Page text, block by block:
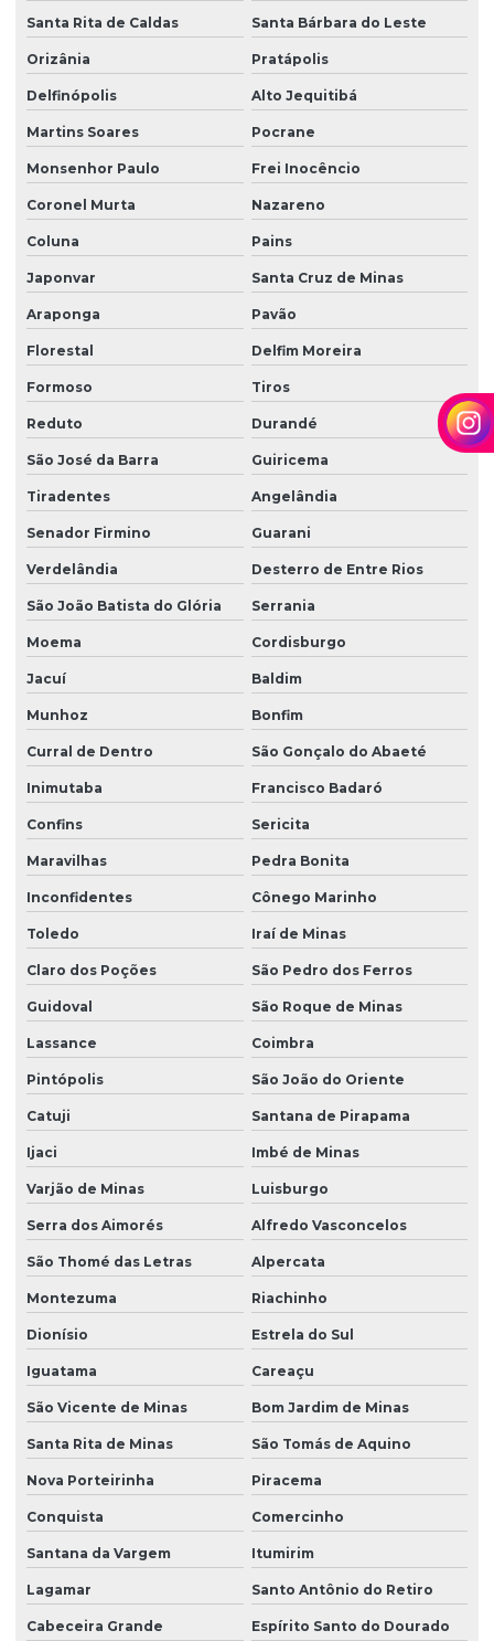
Santa Rita de Caldas Santa Bárbara do Leste
Orizânia Pratápolis
Delfinópolis Alto Jequitibá
Martins Soares Pocrane
Monsenhor Paulo Frei Inocêncio
Coronel Murta Nazareno
Coluna Pains
Japonvar Santa Cruz de Minas
Araponga Pavão
Florestal Delfim Moreira
Formoso Tiros
Reduto Durandé
São José da Barra Guiricema
Tiradentes Angelândia
Senador Firmino Guarani
Verdelândia Desterro de Entre Rios
São João Batista do Glória Serrania
Moema Cordisburgo
Jacuí Baldim
Munhoz Bonfim
Curral de Dentro São Gonçalo do Abaeté
Inimutaba Francisco Badaró
Confins Sericita
Maravilhas Pedra Bonita
Inconfidentes Cônego Marinho
Toledo Iraí de Minas
Claro dos Poções São Pedro dos Ferros
Guidoval São Roque de Minas
Lassance Coimbra
Pintópolis São João do Oriente
Catuji Santana de Pirapama
Ijaci Imbé de Minas
Varjão de Minas Luisburgo
Serra dos Aimorés Alfredo Vasconcelos
São Thomé das Letras Alpercata
Montezuma Riachinho
Dionísio Estrela do Sul
Iguatama Careaçu
São Vicente de Minas Bom Jardim de Minas
Santa Rita de Minas São Tomás de Aquino
Nova Porteirinha Piracema
Conquista Comercinho
Santana da Vargem Itumirim
Lagamar Santo Antônio do Retiro
Cabeceira Grande Espírito Santo do Dourado